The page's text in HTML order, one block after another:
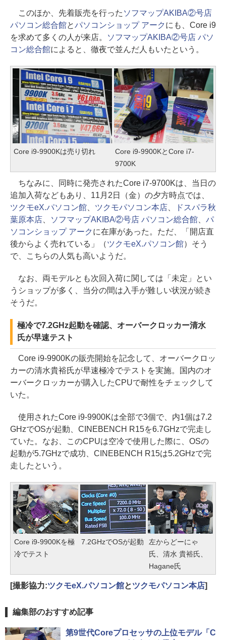
このほか、先着販売を行った ソフマップAKIBA②号店
パソコン総合館とパソコンショップ アーク にも、Core i9
を求めて多くの人が来店。
ソフマップAKIBA②号店 パソ
コン総合館によると、徹夜で並んだ人もいたという。
Core i9-9900Kは売り切れ
Core i9-9900KとCore i7-
9700K
ちなみに、同時に発売されたCore i7-9700Kは、当日の
追加入荷などもあり、11月2日（金）の夕方時点では、
ツクモeX.パソコン館、 ツクモパソコン本店、
ドスパラ秋
葉原本店、 ソフマップAKIBA②号店 パソコン総合館、 パ
ソコンショップ アーク に在庫があった。ただ、「開店直
後からよく売れている」（ツクモeX.パソコン館）そう
で、こちらの人気も高いようだ。
なお、両モデルとも次回入荷に関しては「未定」とい
うショップが多く、当分の間は入手が難しい状況が続き
そうだ。
極冷で7.2GHz起動を確認、オーバークロッカー清水
氏が早速テスト
Core i9-9900Kの販売開始を記念して、オーバークロッ
カーの清水貴裕氏が早速極冷でテストを実施。国内のオ
ーバークロッカーが購入したCPUで耐性をチェックして
いた。
使用されたCore i9-9900Kは全部で3個で、内1個は7.2
GHzでOSが起動、CINEBENCH R15を6.7GHzで完走し
ていた。なお、このCPUは空冷で使用した際に、OSの
起動が5.7GHzで成功、CINEBENCH R15は5.2GHzで完
走したという。
Core i9-9900Kを極
冷でテスト
7.2GHzでOSが起動
左からどーにゃ
氏、清水 貴裕氏、
Hagane氏
[撮影協力:ツクモeX.パソコン館とツクモパソコン本店]
編集部のおすすめ記事
第9世代Coreプロセッサの上位モデル「C